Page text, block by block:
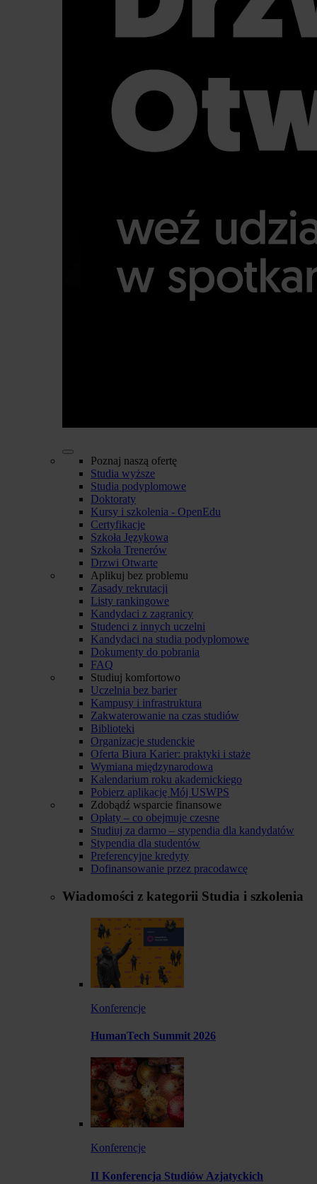
Poznaj naszą ofertę
Studia wyższe
Studia podyplomowe
Doktoraty
Kursy i szkolenia - OpenEdu
Certyfikacje
Szkoła Językowa
Szkoła Trenerów
Drzwi Otwarte
Aplikuj bez problemu
Zasady rekrutacji
Listy rankingowe
Kandydaci z zagranicy
Studenci z innych uczelni
Kandydaci na studia podyplomowe
Dokumenty do pobrania
FAQ
Studiuj komfortowo
Uczelnia bez barier
Kampusy i infrastruktura
Zakwaterowanie na czas studiów
Biblioteki
Organizacje studenckie
Oferta Biura Karier: praktyki i staże
Wymiana międzynarodowa
Kalendarium roku akademickiego
Pobierz aplikację Mój USWPS
Zdobądź wsparcie finansowe
Opłaty – co obejmuje czesne
Studiuj za darmo – stypendia dla kandydatów
Stypendia dla studentów
Preferencyjne kredyty
Dofinansowanie przez pracodawcę
Wiadomości z kategorii Studia i szkolenia
Konferencje
HumanTech Summit 2026
Konferencje
II Konferencja Studiów Azjatyckich